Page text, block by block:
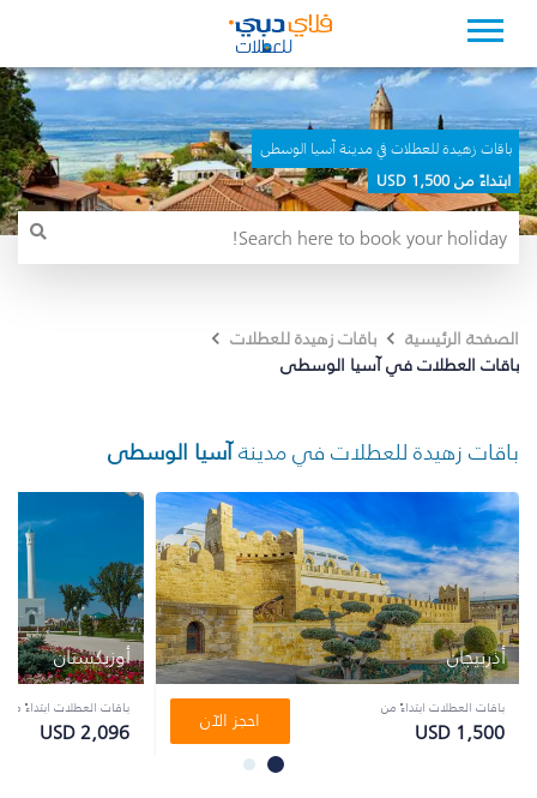
باقات زهيدة للعطلات في مدينة آسيا الوسطى
ابتداءً من 1,500 USD
الصفحة الرئيسية
باقات زهيدة للعطلات
باقات العطلات في آسيا الوسطى
باقات زهيدة للعطلات في مدينةآسيا الوسطى
أوزبكستان
باقات العطلات ابتداءً من
USD 2,096
أذربيجان
باقات العطلات ابتداءً من
USD 1,500 احجز الآن